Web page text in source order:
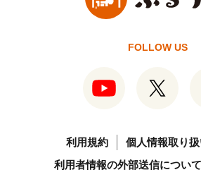
FOLLOW US
利用規約
個人情報取り
利用者情報の外部送信について